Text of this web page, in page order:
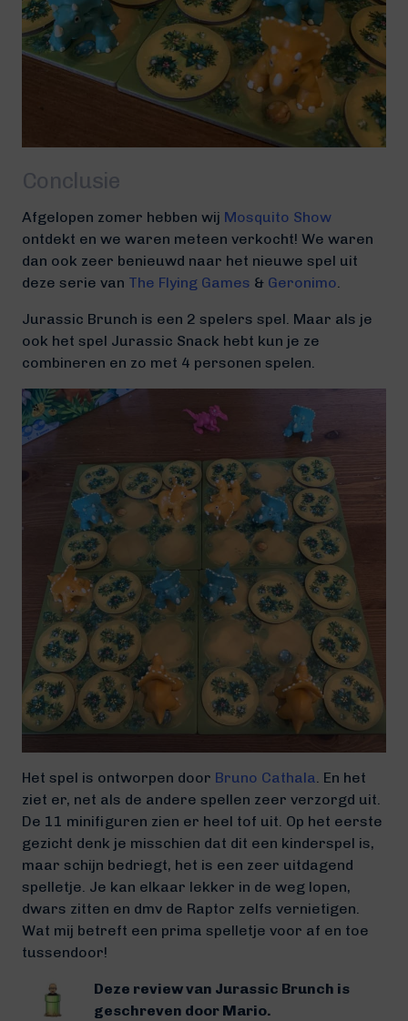
Conclusie
Afgelopen zomer hebben wij Mosquito Show
ontdekt en we waren meteen verkocht! We waren
dan ook zeer benieuwd naar het nieuwe spel uit
deze serie van The Flying Games & Geronimo.
Jurassic Brunch is een 2 spelers spel. Maar als je
ook het spel Jurassic Snack hebt kun je ze
combineren en zo met 4 personen spelen.
Het spel is ontworpen door Bruno Cathala. En het
ziet er, net als de andere spellen zeer verzorgd uit.
De 11 minifiguren zien er heel tof uit. Op het eerste
gezicht denk je misschien dat dit een kinderspel is,
maar schijn bedriegt, het is een zeer uitdagend
spelletje. Je kan elkaar lekker in de weg lopen,
dwars zitten en dmv de Raptor zelfs vernietigen.
Wat mij betreft een prima spelletje voor af en toe
tussendoor!
Deze review van Jurassic Brunch is
geschreven door Mario.